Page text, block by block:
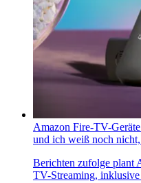
Amazon Fire-TV-
und ich weiß noch
Berichten zufolge plant
TV-Streaming,